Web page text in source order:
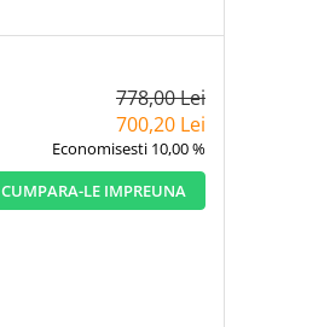
778,00 Lei
700,20 Lei
Economisesti 10,00 %
CUMPARA-LE IMPREUNA